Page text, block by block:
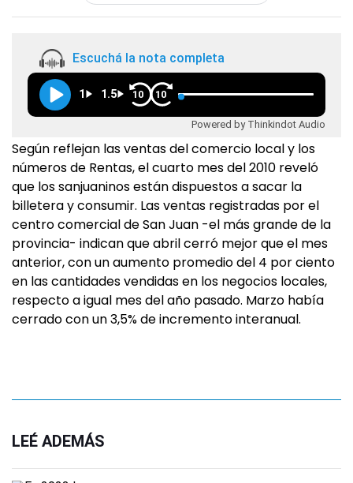
Escuchá la nota completa
1 1.5 10 10
Powered by Thinkindot Audio
Según reflejan las ventas del comercio local y los
números de Rentas, el cuarto mes del 2010 reveló
que los sanjuaninos están dispuestos a sacar la
billetera y consumir. Las ventas registradas por el
centro comercial de San Juan -el más grande de la
provincia- indican que abril cerró mejor que el mes
anterior, con un aumento promedio del 4 por ciento
en las cantidades vendidas en los negocios locales,
respecto a igual mes del año pasado. Marzo había
cerrado con un 3,5% de incremento interanual.
LEÉ ADEMÁS